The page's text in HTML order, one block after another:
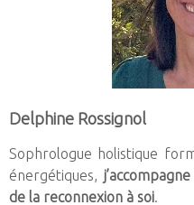
Delphine Rossignol
Sophrologue holistique
énergétiques,
de la reconnexion à soi.